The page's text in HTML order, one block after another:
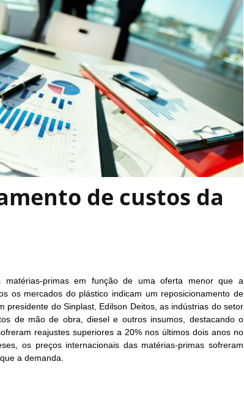
de custos da
matérias-primas em função de uma oferta menor que a
os mercados do plástico indicam um reposicionamento de
presidente do Sinplast, Edilson Deitos, as indústrias do setor
de mão de obra, diesel e outros insumos, destacando o
reajustes superiores a 20% nos últimos dois anos no
os preços internacionais das matérias-primas sofreram
a demanda.